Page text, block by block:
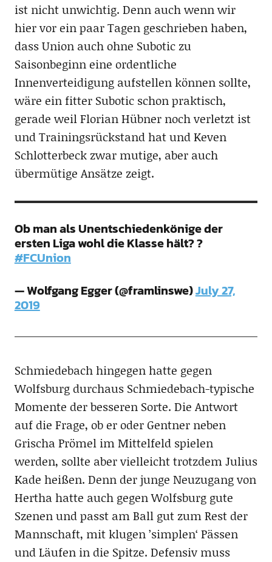
ist nicht unwichtig. Denn auch wenn wir
hier vor ein paar Tagen geschrieben haben,
dass Union auch ohne Subotic zu
Saisonbeginn eine ordentliche
Innenverteidigung aufstellen können sollte,
wäre ein fitter Subotic schon praktisch,
gerade weil Florian Hübner noch verletzt ist
und Trainingsrückstand hat und Keven
Schlotterbeck zwar mutige, aber auch
übermütige Ansätze zeigt.
Ob man als Unentschiedenkönige der
ersten Liga wohl die Klasse hält? ?
#FCUnion
— Wolfgang Egger (@framlinswe)July 27,
2019
Schmiedebach hingegen hatte gegen
Wolfsburg durchaus Schmiedebach-typische
Momente der besseren Sorte. Die Antwort
auf die Frage, ob er oder Gentner neben
Grischa Prömel im Mittelfeld spielen
werden, sollte aber vielleicht trotzdem Julius
Kade heißen. Denn der junge Neuzugang von
Hertha hatte auch gegen Wolfsburg gute
Szenen und passt am Ball gut zum Rest der
Mannschaft, mit klugen ’simplen‘ Pässen
und Läufen in die Spitze. Defensiv muss